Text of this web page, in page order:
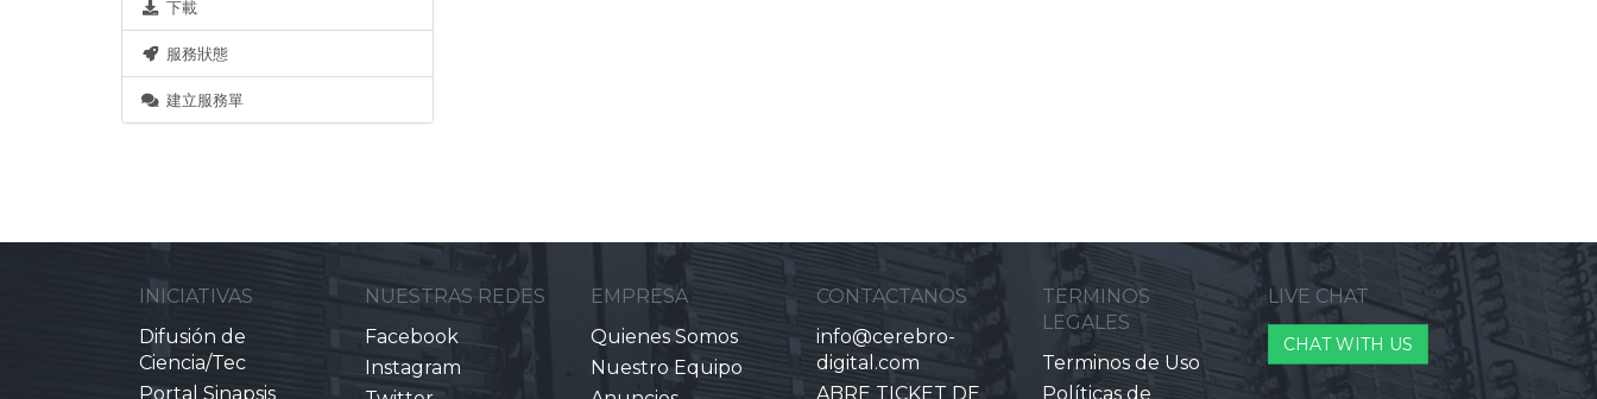
下載
服務狀態
建立服務單
INICIATIVAS
Difusión de
Ciencia/Tec
Portal Sinapsis
NUESTRAS REDES
Facebook
Instagram
EMPRESA
Quienes Somos
Nuestro Equipo
CONTACTANOS
info@cerebro-
digital.com
ABRE TICKET DE
TERMINOS
LEGALES
Terminos de Uso
Políticas de
LIVE CHAT
CHAT WITH US